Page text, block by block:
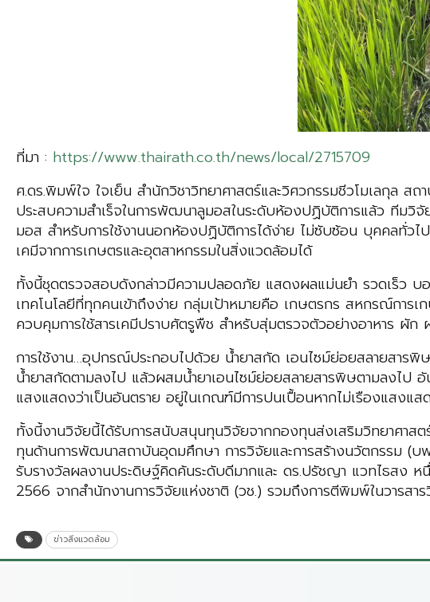
ที่มา : https://www.thairath.co.th/news/local/2715709
ศ.ดร.พิมพ์ใจ ใจเย็น สำนักวิชาวิทยาศาสตร์และวิศวกรรมชีวโมเลกุล
ประสบความสำเร็จในการพัฒนาลูมอสในระดับห้องปฏิบัติการแล้ว ทีม
มอส สำหรับการใช้งานนอกห้องปฏิบัติการได้ง่าย ไม่ซับซ้อน บุคคลทั่ว
เคมีจากการเกษตรและอุตสาหกรรมในสิ่งแวดล้อมได้
ทั้งนี้ชุดตรวจสอบดังกล่าวมีความปลอดภัย แสดงผลแม่นยำ รวดเร็ว
เทคโนโลยีที่ทุกคนเข้าถึงง่าย กลุ่มเป้าหมายคือ เกษตรกร สหกรณ์กา
ควบคุมการใช้สารเคมีปราบศัตรูพืช สำหรับสุ่มตรวจตัวอย่างอาหาร ผั
การใช้งาน…อุปกรณ์ประกอบไปด้วย น้ำยาสกัด เอนไซม์ย่อยสลายสารพิ
น้ำยาสกัดตามลงไป แล้วผสมน้ำยาเอนไซม์ย่อยสลายสารพิษตามลงไป
แสงแสดงว่าเป็นอันตราย อยู่ในเกณฑ์มีการปนเปื้อนหากไม่เรืองแสงแ
ทั้งนี้งานวิจัยนี้ได้รับการสนับสนุนทุนวิจัยจากกองทุนส่งเสริมวิทยาศาส
ทุนด้านการพัฒนาสถาบันอุดมศึกษา การวิจัยและการสร้างนวัตกรรม (
รับรางวัลผลงานประดิษฐ์คิดค้นระดับดีมากและ ดร.ปรัชญา แวทไธสง
2566 จากสำนักงานการวิจัยแห่งชาติ (วช.) รวมถึงการตีพิมพ์ในวารสา
ข่าวสิ่งแวดล้อม